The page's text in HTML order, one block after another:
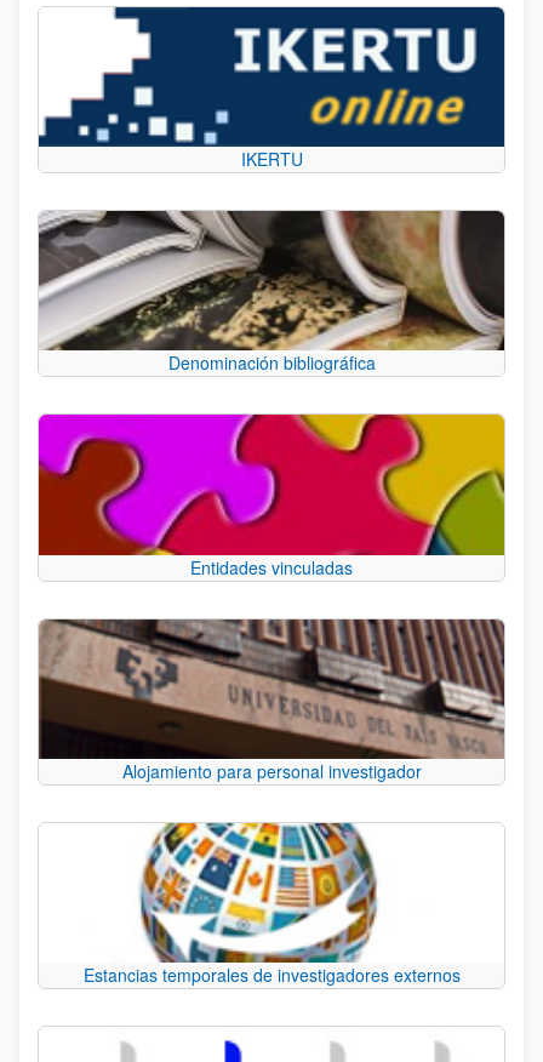
IKERTU
Denominación bibliográfica
Entidades vinculadas
Alojamiento para personal investigador
Estancias temporales de investigadores externos